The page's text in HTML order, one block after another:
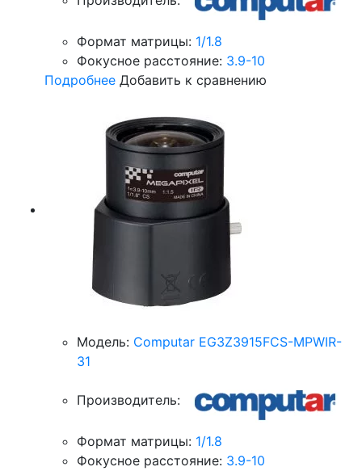
Формат матрицы: 1/1.8
Фокусное расстояние: 3.9-10
Подробнее Добавить к сравнению
Модель: Computar EG3Z3915FCS-MPWIR-
31
Производитель:
Формат матрицы: 1/1.8
Фокусное расстояние: 3.9-10